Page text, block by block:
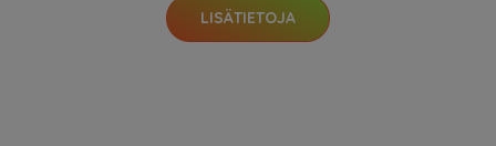
LISÄTIETOJA